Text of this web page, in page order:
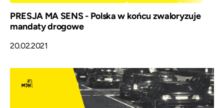
PRESJA MA SENS - Polska w końcu zwaloryzuje
mandaty drogowe
20.02.2021